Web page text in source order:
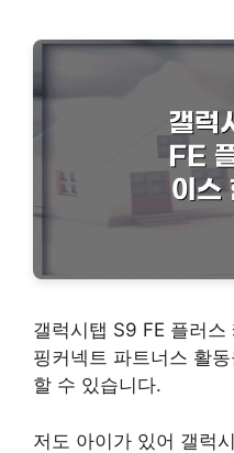
갤럭시탭 S9 FE 플러
핑커넥트 파트너스 활
할 수 있습니다.
저도 아이가 있어 갤럭